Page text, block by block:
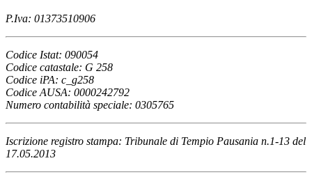
P.Iva: 01373510906
Codice Istat: 090054
Codice catastale: G 258
Codice iPA: c_g258
Codice AUSA: 0000242792
Numero contabilità speciale: 0305765
Iscrizione registro stampa: Tribunale di Tempio Pausania n.1-13 del
17.05.2013